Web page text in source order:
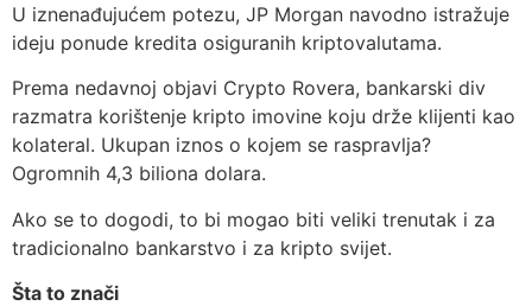
U iznenađujućem potezu, JP Morgan navodno istražuje
ideju ponude kredita osiguranih kriptovalutama.
Prema nedavnoj objavi Crypto Rovera, bankarski div
razmatra korištenje kripto imovine koju drže klijenti kao
kolateral. Ukupan iznos o kojem se raspravlja?
Ogromnih 4,3 biliona dolara.
Ako se to dogodi, to bi mogao biti veliki trenutak i za
tradicionalno bankarstvo i za kripto svijet.
Šta to znači